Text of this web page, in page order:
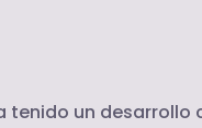
tenido un